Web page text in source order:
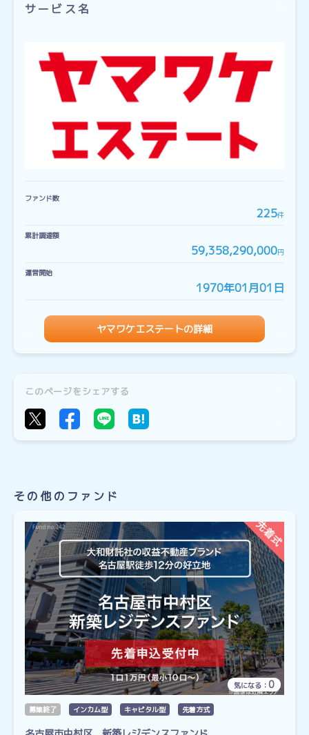
サービス名
ファンド数
225件
累計調達額
59,358,290,000円
運営開始
1970年01月01日
ヤマワケエステートの詳細
このページをシェアする
その他のファンド
気になる： 0
募集終了 インカム型 キャピタル型 先着方式